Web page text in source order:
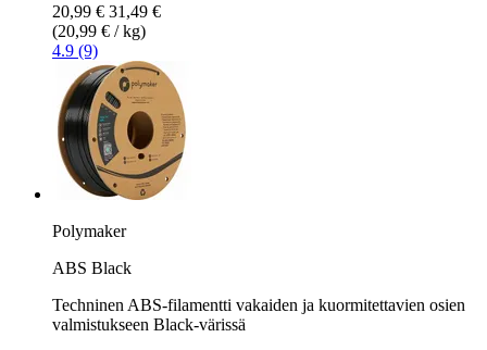
20,99 € 31,49 €
(20,99 € / kg)
4.9 (9)
Polymaker
ABS Black
Techninen ABS-filamentti vakaiden ja kuormitettavien osien
valmistukseen Black-värissä